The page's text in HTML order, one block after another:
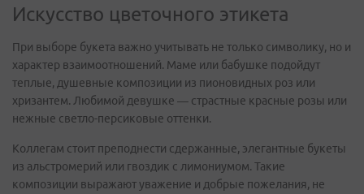
Искусство цветочного этикета
При выборе букета важно учитывать не только символику, но и
характер взаимоотношений. Маме или бабушке подойдут
теплые, душевные композиции из пионовидных роз или
хризантем. Любимой девушке — страстные красные розы или
нежные светло-персиковые оттенки.
Коллегам стоит преподнести сдержанные, элегантные букеты
из альстромерий или гвоздик с лимониумом. Такие
композиции выражают уважение и добрые пожелания, не